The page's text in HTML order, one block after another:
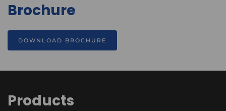
Brochure
DOWNLOAD BROCHURE
Products